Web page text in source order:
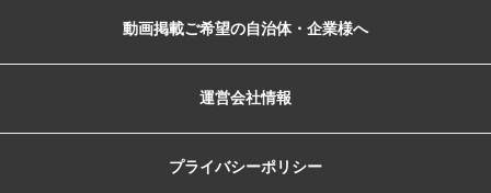
動画掲載ご希望の自治体・企業様へ
運営会社情報
プライバシーポリシー